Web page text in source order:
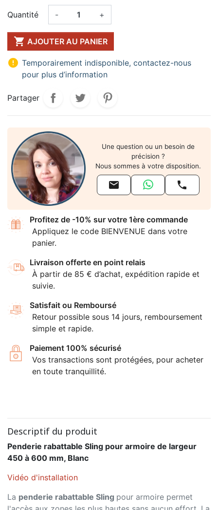
Quantité - +
 AJOUTER AU PANIER
 Temporairement indisponible, contactez-nous
pour plus d’information
Partager
Une question ou un besoin de
précision ?
Nous sommes à votre disposition.
 
Profitez de -10% sur votre 1ère commande
Appliquez le code BIENVENUE dans votre
panier.
Livraison offerte en point relais
À partir de 85 € d’achat, expédition rapide et
suivie.
Satisfait ou Remboursé
Retour possible sous 14 jours, remboursement
simple et rapide.
Paiement 100% sécurisé
Vos transactions sont protégées, pour acheter
en toute tranquillité.
Descriptif du produit
Penderie rabattable Sling pour armoire de largeur
450 à 600 mm, Blanc
Vidéo d'installation
La penderie rabattable Sling pour armoire permet